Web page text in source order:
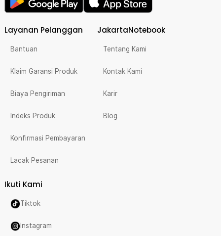
Layanan Pelanggan
Bantuan
Klaim Garansi Produk
Biaya Pengiriman
Indeks Produk
Konfirmasi Pembayaran
Lacak Pesanan
JakartaNotebook
Tentang Kami
Kontak Kami
Karir
Blog
Ikuti Kami
Tiktok
Instagram